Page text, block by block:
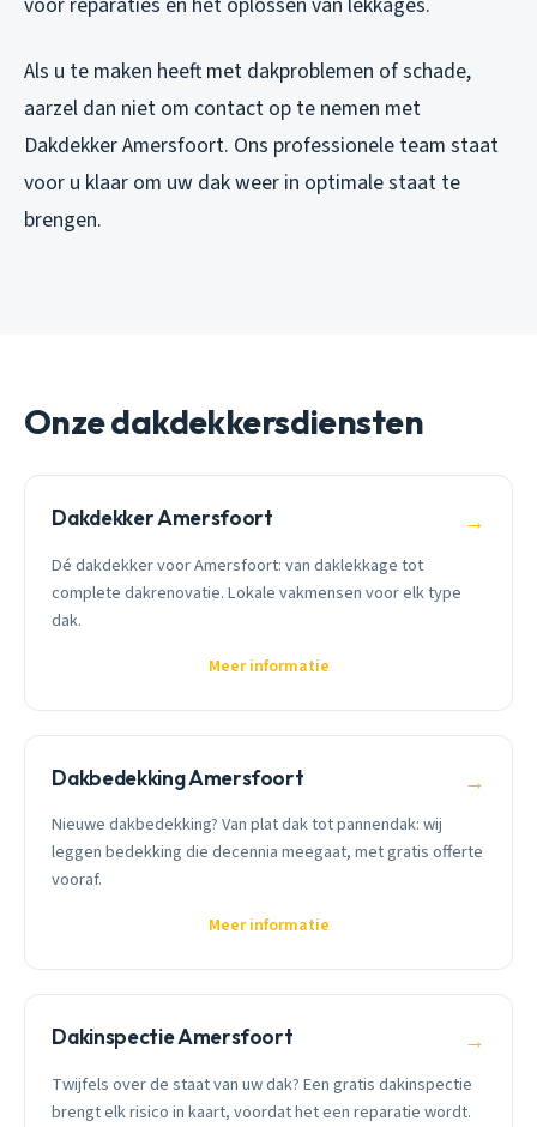
Als u te maken heeft met dakproblemen of schade,
aarzel dan niet om contact op te nemen met
Dakdekker Amersfoort. Ons professionele team staat
voor u klaar om uw dak weer in optimale staat te
brengen.
Onze dakdekkersdiensten
Dakdekker Amersfoort →
Dé dakdekker voor Amersfoort: van daklekkage tot
complete dakrenovatie. Lokale vakmensen voor elk type
dak.
Meer informatie
Dakbedekking Amersfoort →
Nieuwe dakbedekking? Van plat dak tot pannendak: wij
leggen bedekking die decennia meegaat, met gratis offerte
vooraf.
Meer informatie
Dakinspectie Amersfoort →
Twijfels over de staat van uw dak? Een gratis dakinspectie
brengt elk risico in kaart, voordat het een reparatie wordt.